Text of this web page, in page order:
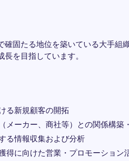
確固たる地位を築いている大手組
を目指しています。
る新規顧客の開拓
メーカー、商社等）との関係構築
る情報収集および分析
得に向けた営業・プロモーション